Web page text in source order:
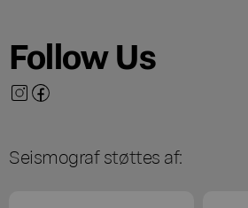
Follow Us
Seismograf støttes af: